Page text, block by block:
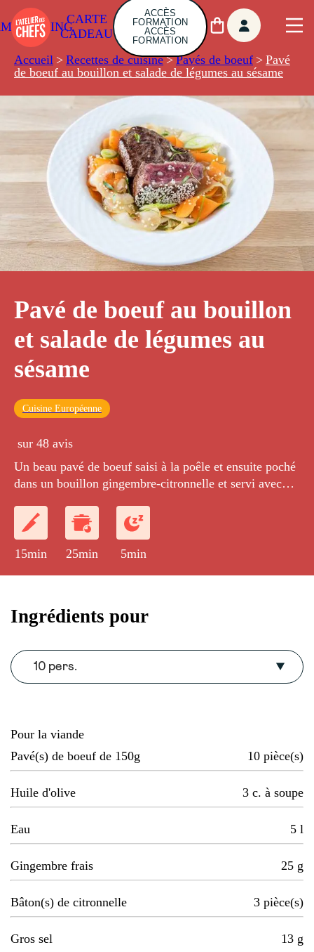
CARTE
CADEAU
ACCÈS
FORMATION
ACCÈS
FORMATION
Accueil > Recettes de cuisine > Pavés de boeuf > Pavé
de boeuf au bouillon et salade de légumes au sésame
Pavé de boeuf au bouillon
et salade de légumes au
sésame
Cuisine Européenne
sur 48 avis
Un beau pavé de boeuf saisi à la poêle et ensuite poché
dans un bouillon gingembre-citronnelle et servi avec
15min 25min 5min
Ingrédients pour
10 pers.
Pour la viande
Pavé(s) de boeuf de 150g
10 pièce(s)
Huile d'olive 3 c. à soupe
Eau 5 l
Gingembre frais 25 g
Bâton(s) de citronnelle 3 pièce(s)
Gros sel 13 g